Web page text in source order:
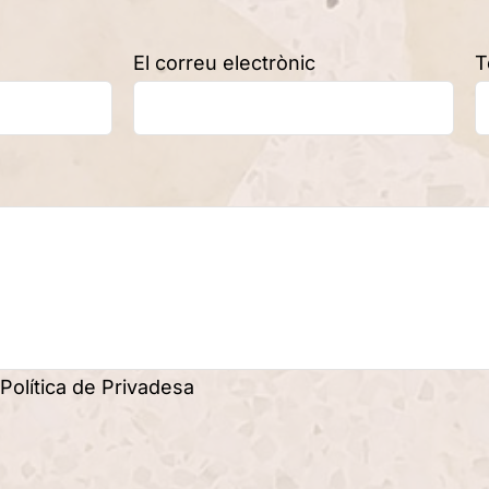
El correu electrònic
Política de Privadesa